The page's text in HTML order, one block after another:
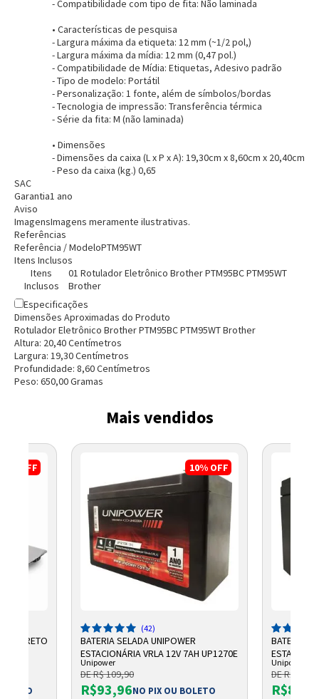
Entendi
Entendi
- Compatibilidade com tipo de fita: Não laminada
• Características de pesquisa
- Largura máxima da etiqueta: 12 mm (~1/2 pol,)
- Largura máxima da mídia: 12 mm (0,47 pol.)
- Compatibilidade de Mídia: Etiquetas, Adesivo padrão
- Tipo de modelo: Portátil
- Personalização: 1 fonte, além de símbolos/bordas
- Tecnologia de impressão: Transferência térmica
- Série da fita: M (não laminada)
• Dimensões
- Dimensões da caixa (L x P x A): 19,30cm x 8,60cm x 20,40cm
- Peso da caixa (kg.) 0,65
SAC
Garantia1 ano
Aviso
ImagensImagens meramente ilustrativas.
Referências
Referência / ModeloPTM95WT
Itens Inclusos
Itens
Inclusos
01 Rotulador Eletrônico Brother PTM95BC PTM95WT
Brother
Especificações
Dimensões Aproximadas do Produto
Rotulador Eletrônico Brother PTM95BC PTM95WT Brother
Altura: 20,40Centímetros
Largura: 19,30Centímetros
Profundidade: 8,60Centímetros
Peso: 650,00Gramas
Mais vendidos
OFF
W9 PRETO
10% OFF
(42)
BATERIA SELADA UNIPOWER
ESTACIONÁRIA VRLA 12V 7AH UP1270E
Unipower
DE R$ 109,90
R$93,96NO PIX OU BOLETO
BATERIA
7AH F187
Unipower
DE R$ 99,90